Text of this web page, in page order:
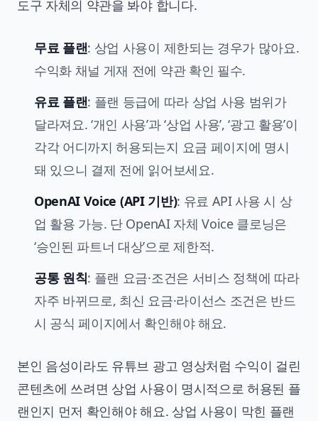
도구 자체의 약관을 봐야 합니다.
무료 플랜: 상업 사용이 제한되는 경우가 많아요.
수익화 채널 게재 전에 약관 확인 필수.
유료 플랜: 플랜 등급에 따라 상업 사용 범위가
달라져요. ‘개인 사용’과 ‘상업 사용’, ‘광고 활용’이
각각 어디까지 허용되는지 요금 페이지에 명시
돼 있으니 결제 전에 읽어보세요.
OpenAI Voice (API 기반): 유료 API 사용 시 상
업 활용 가능. 단 OpenAI 자체 Voice 클로닝은
‘승인된 파트너 대상’으로 제한적.
공통 원칙: 플랜 요금·조건은 서비스 정책에 따라
자주 바뀌므로, 최신 요금·라이선스 조건은 반드
시 공식 페이지에서 확인해야 해요.
본인 음성이라도 유튜브 광고 영상처럼 수익이 걸린
콘텐츠에 쓰려면 상업 사용이 명시적으로 허용된 플
랜인지 먼저 확인해야 해요. 상업 사용이 막힌 플랜